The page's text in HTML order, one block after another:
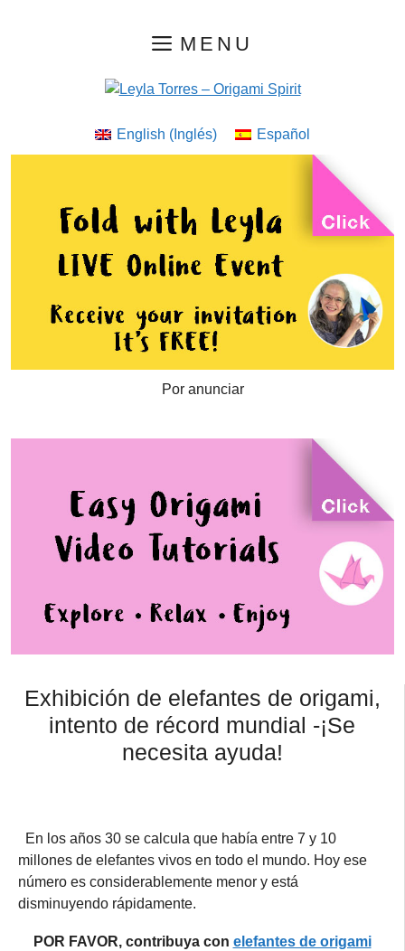
MENU
English ( Inglés) Español
Por anunciar
Exhibición de elefantes de origami,
intento de récord mundial -¡Se
necesita ayuda!
En los años 30 se calcula que había entre 7 y 10
millones de elefantes vivos en todo el mundo. Hoy ese
número es considerablemente menor y está
disminuyendo rápidamente.
POR FAVOR, contribuya con elefantes de origami